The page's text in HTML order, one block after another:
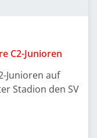
C2-Junioren
Junioren auf
Stadion den SV